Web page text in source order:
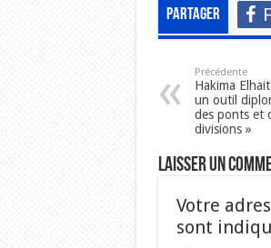
Partager
Précédente
Hakima
un outil
des ponts et
divisions »
Laisser un
Votre
sont